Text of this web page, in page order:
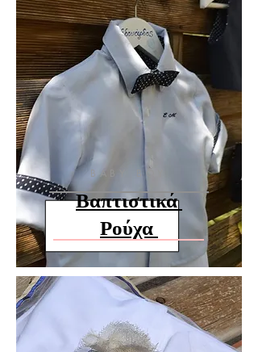
BABY BOY
Βαπτιστικά
Ρούχα